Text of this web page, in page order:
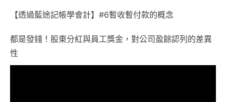
【透過藍途記帳學會計】#6暫收暫付款的概念
都是發錢！股東分紅與員工獎金，對公司盈餘認列的差異
性